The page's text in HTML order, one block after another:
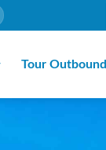
Tour Outbound